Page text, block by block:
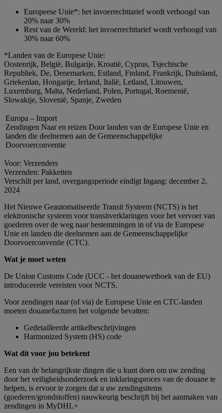
Europeese Unie*: het invoerrechttarief wordt verhoogd van
20% naar 30%
Rest van de Wereld: het invoerrechttarief wordt verhoogd van
30% naar 60%
*Landen van de Europese Unie:
Oostenrijk, België, Bulgarije, Kroatië, Cyprus, Tsjechische
Republiek, De, Denemarken, Estland, Finland, Frankrijk, Duitsland,
Griekenlan, Hongarije, Ierland, Italië, Letland, Litouwen,
Luxemburg, Malta, Nederland, Polen, Portugal, Roemenië,
Slowakije, Slovenië, Spanje, Zweden
Europa – Import
Zendingen Naar en reizen Door landen van de Europese Unie en
landen die deelnemen aan de Gemeenschappelijke
Doorvoerconventie
Voor: Verzenders
Verzenden: Pakketten
Verschilt per land, overgangsperiode eindigt Ingang: december 2,
2024
Het Nieuwe Geautomatiseerde Transit Systeem (NCTS) is het
elektronische systeem voor transitverklaringen voor het vervoer van
goederen over de weg naar bestemmingen in of via de Europese
Unie en landen die deelnemen aan de Gemeenschappelijke
Doorvoerconventie (CTC).
Wat je moet weten
De Union Customs Code (UCC - het douanewetboek van de EU)
introduceerde vereisten voor NCTS.
Voor zendingen naar (of via) de Europese Unie en CTC-landen
moeten douanefacturen het volgende bevatten:
Gedetailleerde artikelbeschrijvingen
Harmonized System (HS) code
Wat dit voor jou betekent
Een van de belangrijkste dingen die u kunt doen om uw zending
door het veiligheidsonderzoek en inklaringsproces van de douane te
helpen, is ervoor te zorgen dat u uw zendingsitems
(goederen/grondstoffen) nauwkeurig beschrijft bij het aanmaken van
zendingen in MyDHL+